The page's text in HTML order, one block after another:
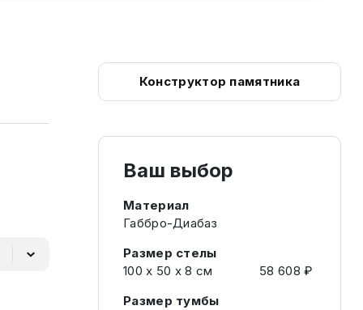
Конструктор памятника
Ваш выбор
Материал
Габбро-Диабаз
Размер стелы
100 х 50 х 8 см
58 608 ₽
Размер тумбы